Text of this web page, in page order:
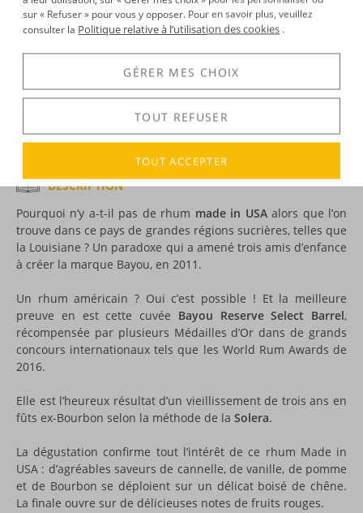
Médailles :Or 2023 Rum & Cachaça Master, Or 2016
World Rum Awards
DÉCOUVERTE
Voir tous les produits :Bayou
DESCRIPTION
Pourquoi n’y a-t-il pas de rhum made in USAalors que l’on
trouve dans ce pays de grandes régions sucrières, telles que
la Louisiane ? Un paradoxe qui a amené trois amis d’enfance
à créer la marque Bayou, en 2011.
Un rhum américain ? Oui c’est possible ! Et la meilleure
preuve en est cette cuvée Bayou Reserve Select Barrel,
récompensée par plusieurs Médailles d’Or dans de grands
concours internationaux tels que les World Rum Awards de
2016.
Elle est l’heureux résultat d’un vieillissement de trois ans en
fûts ex-Bourbon selon la méthode de la Solera.
La dégustation confirme tout l’intérêt de ce rhum Made in
USA : d’agréables saveurs de cannelle, de vanille, de pomme
et de Bourbon se déploient sur un délicat boisé de chêne.
La finale ouvre sur de délicieuses notes de fruits rouges.
sur « Refuser » pour vous y opposer. Pour en savoir plus, veuillez
consulter la Politique relative à l’utilisation des cookies .
GÉRER MES CHOIX
TOUT REFUSER
TOUT ACCEPTER